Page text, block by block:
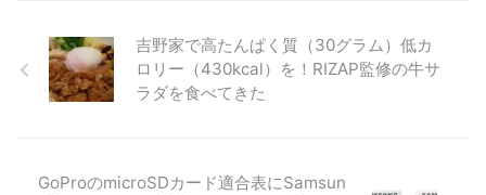
吉野家で高たんぱく質（30グラム）低カ
ロリー（430kcal）を！RIZAP監修の牛サ
ラダを食べてきた
GoProのmicroSDカード適合表にSamsun